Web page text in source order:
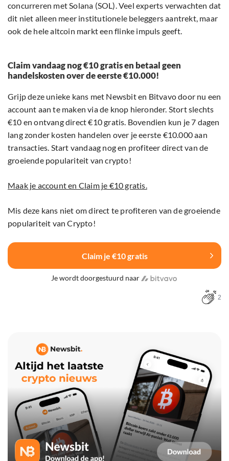
concurreren met Solana (SOL). Veel experts verwachten dat
dit niet alleen meer institutionele beleggers aantrekt, maar
ook de hele altcoin markt een flinke impuls geeft.
Claim vandaag nog €10 gratis en betaal geen
handelskosten over de eerste €10.000!
Grijp deze unieke kans met Newsbit en Bitvavo door nu een
account aan te maken via de knop hieronder. Stort slechts
€10 en ontvang direct €10 gratis. Bovendien kun je 7 dagen
lang zonder kosten handelen over je eerste €10.000 aan
transacties. Start vandaag nog en profiteer direct van de
groeiende populariteit van crypto!
Maak je account en Claim je €10 gratis.
Mis deze kans niet om direct te profiteren van de groeiende
populariteit van Crypto!
Claim je €10 gratis
Je wordt doorgestuurd naar
2